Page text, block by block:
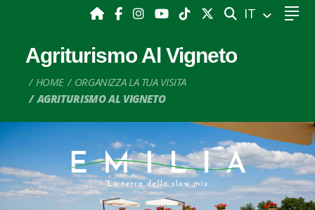
CERCA
IT
Agriturismo Al Vigneto
HOME
ORGANIZZA LA TUA VISITA
AGRITURISMO AL VIGNETO